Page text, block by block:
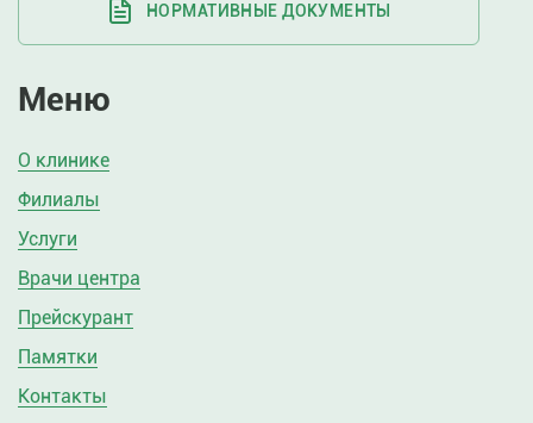
НОРМАТИВНЫЕ ДОКУМЕНТЫ
Меню
О клинике
Филиалы
Услуги
Врачи центра
Прейскурант
Памятки
Контакты